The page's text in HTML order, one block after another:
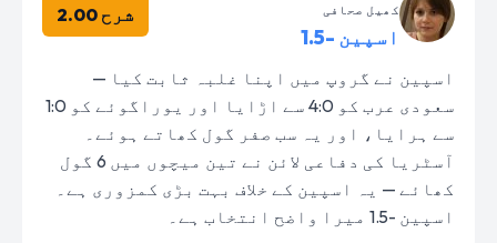
کھیل صحافی
اسپین -1.5
شرح 2.00
اسپین نے گروپ میں اپنا غلبہ ثابت کیا —
سعودی عرب کو 4:0 سے اڑایا اور یوراگوئے کو 1:0
سے ہرایا، اور یہ سب صفر گول کھاتے ہوئے۔
آسٹریا کی دفاعی لائن نے تین میچوں میں 6 گول
کھائے — یہ اسپین کے خلاف بہت بڑی کمزوری ہے۔
اسپین -1.5 میرا واضح انتخاب ہے۔